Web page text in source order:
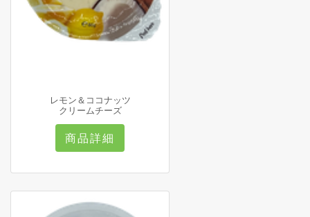
レモン＆ココナッツ
クリームチーズ
商品詳細